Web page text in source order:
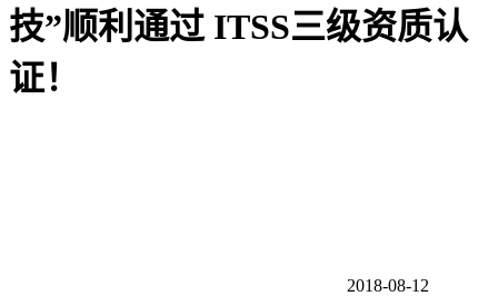
技”顺利通过 ITSS三级资质认
证！
2018-08-12